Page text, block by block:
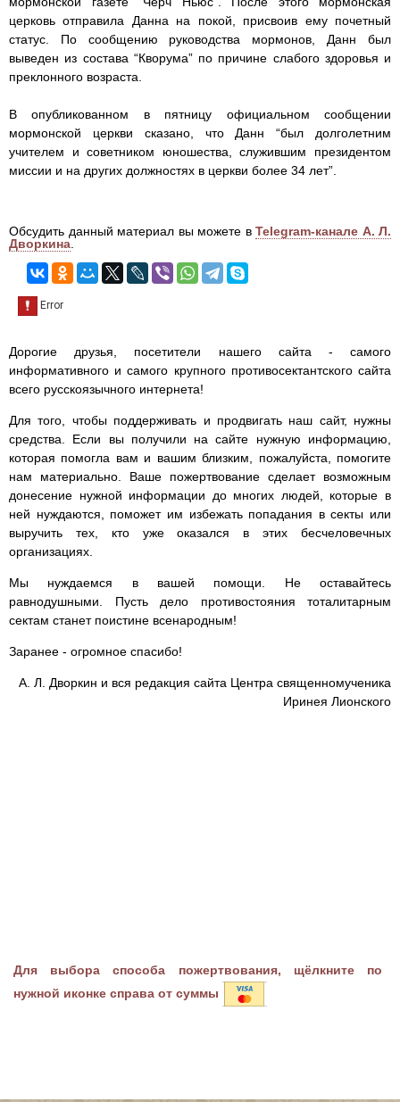
церковь отправила Данна на покой, присвоив ему почетный
статус. По сообщению руководства мормонов, Данн был
выведен из состава “Кворума” по причине слабого здоровья и
преклонного возраста.
В опубликованном в пятницу официальном сообщении
мормонской церкви сказано, что Данн “был долголетним
учителем и советником юношества, служившим президентом
миссии и на других должностях в церкви более 34 лет”.
Обсудить данный материал вы можете в Telegram-канале А. Л.
Дворкина
Дорогие друзья, посетители нашего сайта - самого
информативного и самого крупного противосектантского сайта
всего русскоязычного интернета!
Для того, чтобы поддерживать и продвигать наш сайт, нужны
средства. Если вы получили на сайте нужную информацию,
которая помогла вам и вашим близким, пожалуйста, помогите
нам материально. Ваше пожертвование сделает возможным
донесение нужной информации до многих людей, которые в
ней нуждаются, поможет им избежать попадания в секты или
выручить тех, кто уже оказался в этих бесчеловечных
организациях.
Мы нуждаемся в вашей помощи. Не оставайтесь
равнодушными. Пусть дело противостояния тоталитарным
сектам станет поистине всенародным!
Заранее - огромное спасибо!
А. Л. Дворкин и вся редакция сайта Центра священномученика
Иринея Лионского
Для выбора способа пожертвования, щёлкните по
нужной иконке справа от суммы